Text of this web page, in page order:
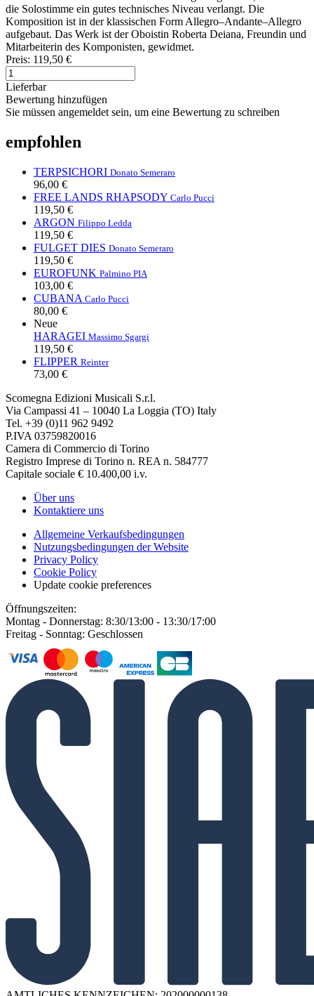
die Solostimme ein gutes technisches Niveau verlangt. Die
Komposition ist in der klassischen Form Allegro–Andante–Allegro
aufgebaut. Das Werk ist der Oboistin Roberta Deiana, Freundin und
Mitarbeiterin des Komponisten, gewidmet.
Preis: 119,50 €
Lieferbar
Bewertung hinzufügen
Sie müssen angemeldet sein, um eine Bewertung zu schreiben
empfohlen
TERPSICHORI Donato Semeraro
96,00 €
FREE LANDS RHAPSODY Carlo Pucci
119,50 €
ARGON Filippo Ledda
119,50 €
FULGET DIES Donato Semeraro
119,50 €
EUROFUNK Palmino PIA
103,00 €
CUBANA Carlo Pucci
80,00 €
Neue
HARAGEI Massimo Sgargi
119,50 €
FLIPPER Reinter
73,00 €
Scomegna Edizioni Musicali S.r.l.
Via Campassi 41 – 10040 La Loggia (TO) Italy
Tel. +39 (0)11 962 9492
P.IVA 03759820016
Camera di Commercio di Torino
Registro Imprese di Torino n. REA n. 584777
Capitale sociale € 10.400,00 i.v.
Über uns
Kontaktiere uns
Allgemeine Verkaufsbedingungen
Nutzungsbedingungen der Website
Privacy Policy
Cookie Policy
Update cookie preferences
Öffnungszeiten:
Montag - Donnerstag: 8:30/13:00 - 13:30/17:00
Freitag - Sonntag: Geschlossen